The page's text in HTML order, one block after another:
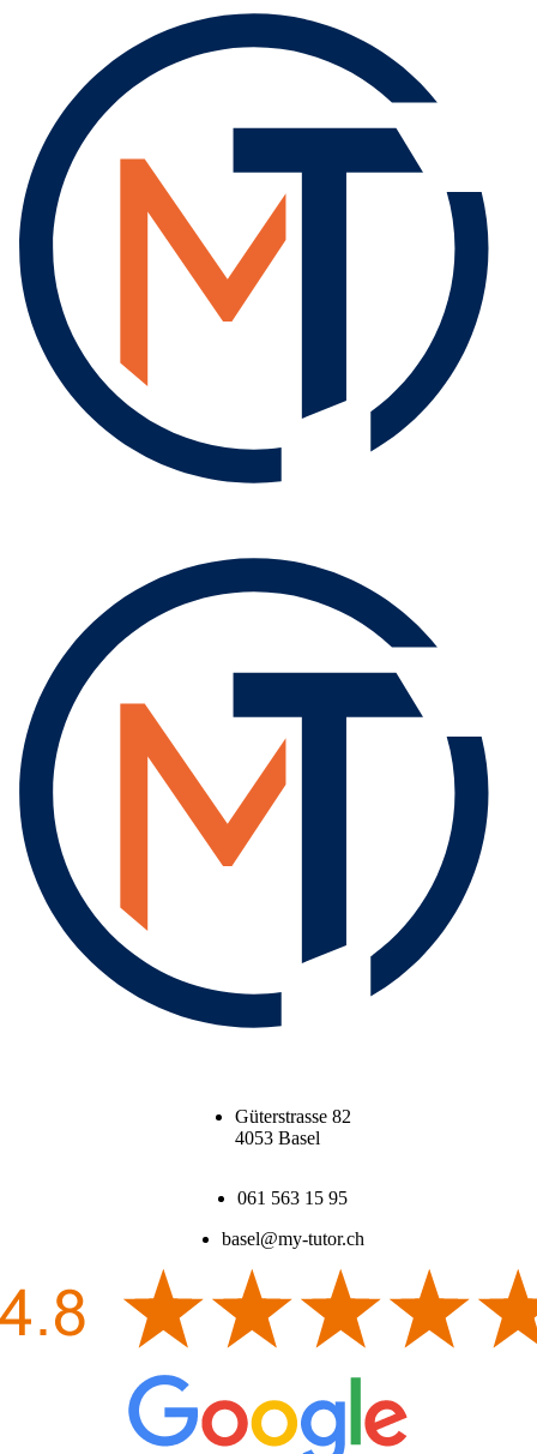
Güterstrasse 82
4053 Basel
061 563 15 95
basel@my-tutor.ch